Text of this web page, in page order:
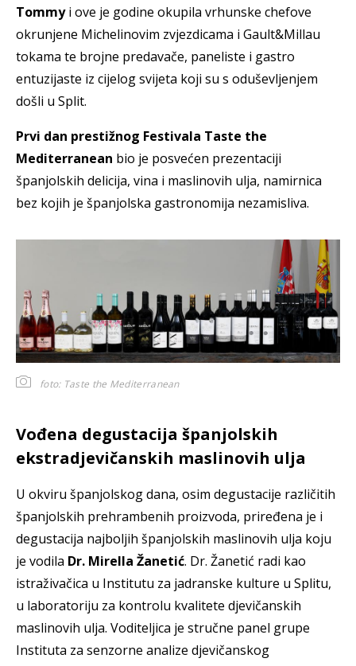
Tommyi ove je godine okupila vrhunske chefove
okrunjene Michelinovim zvjezdicama i Gault&Millau
tokama te brojne predavače, paneliste i gastro
entuzijaste iz cijelog svijeta koji su s oduševljenjem
došli u Split.
Prvi dan prestižnog Festivala Taste the
Mediterranean bio je posvećen prezentaciji
španjolskih delicija, vina i maslinovih ulja, namirnica
bez kojih je španjolska gastronomija nezamisliva.
foto: Taste the Mediterranean
Vođena degustacija španjolskih
ekstradjevičanskih maslinovih ulja
U okviru španjolskog dana, osim degustacije različitih
španjolskih prehrambenih proizvoda, priređena je i
degustacija najboljih španjolskih maslinovih ulja koju
je vodila Dr. Mirella Žanetić. Dr. Žanetić radi kao
istraživačica u Institutu za jadranske kulture u Splitu,
u laboratoriju za kontrolu kvalitete djevičanskih
maslinovih ulja. Voditeljica je stručne panel grupe
Instituta za senzorne analize djevičanskog